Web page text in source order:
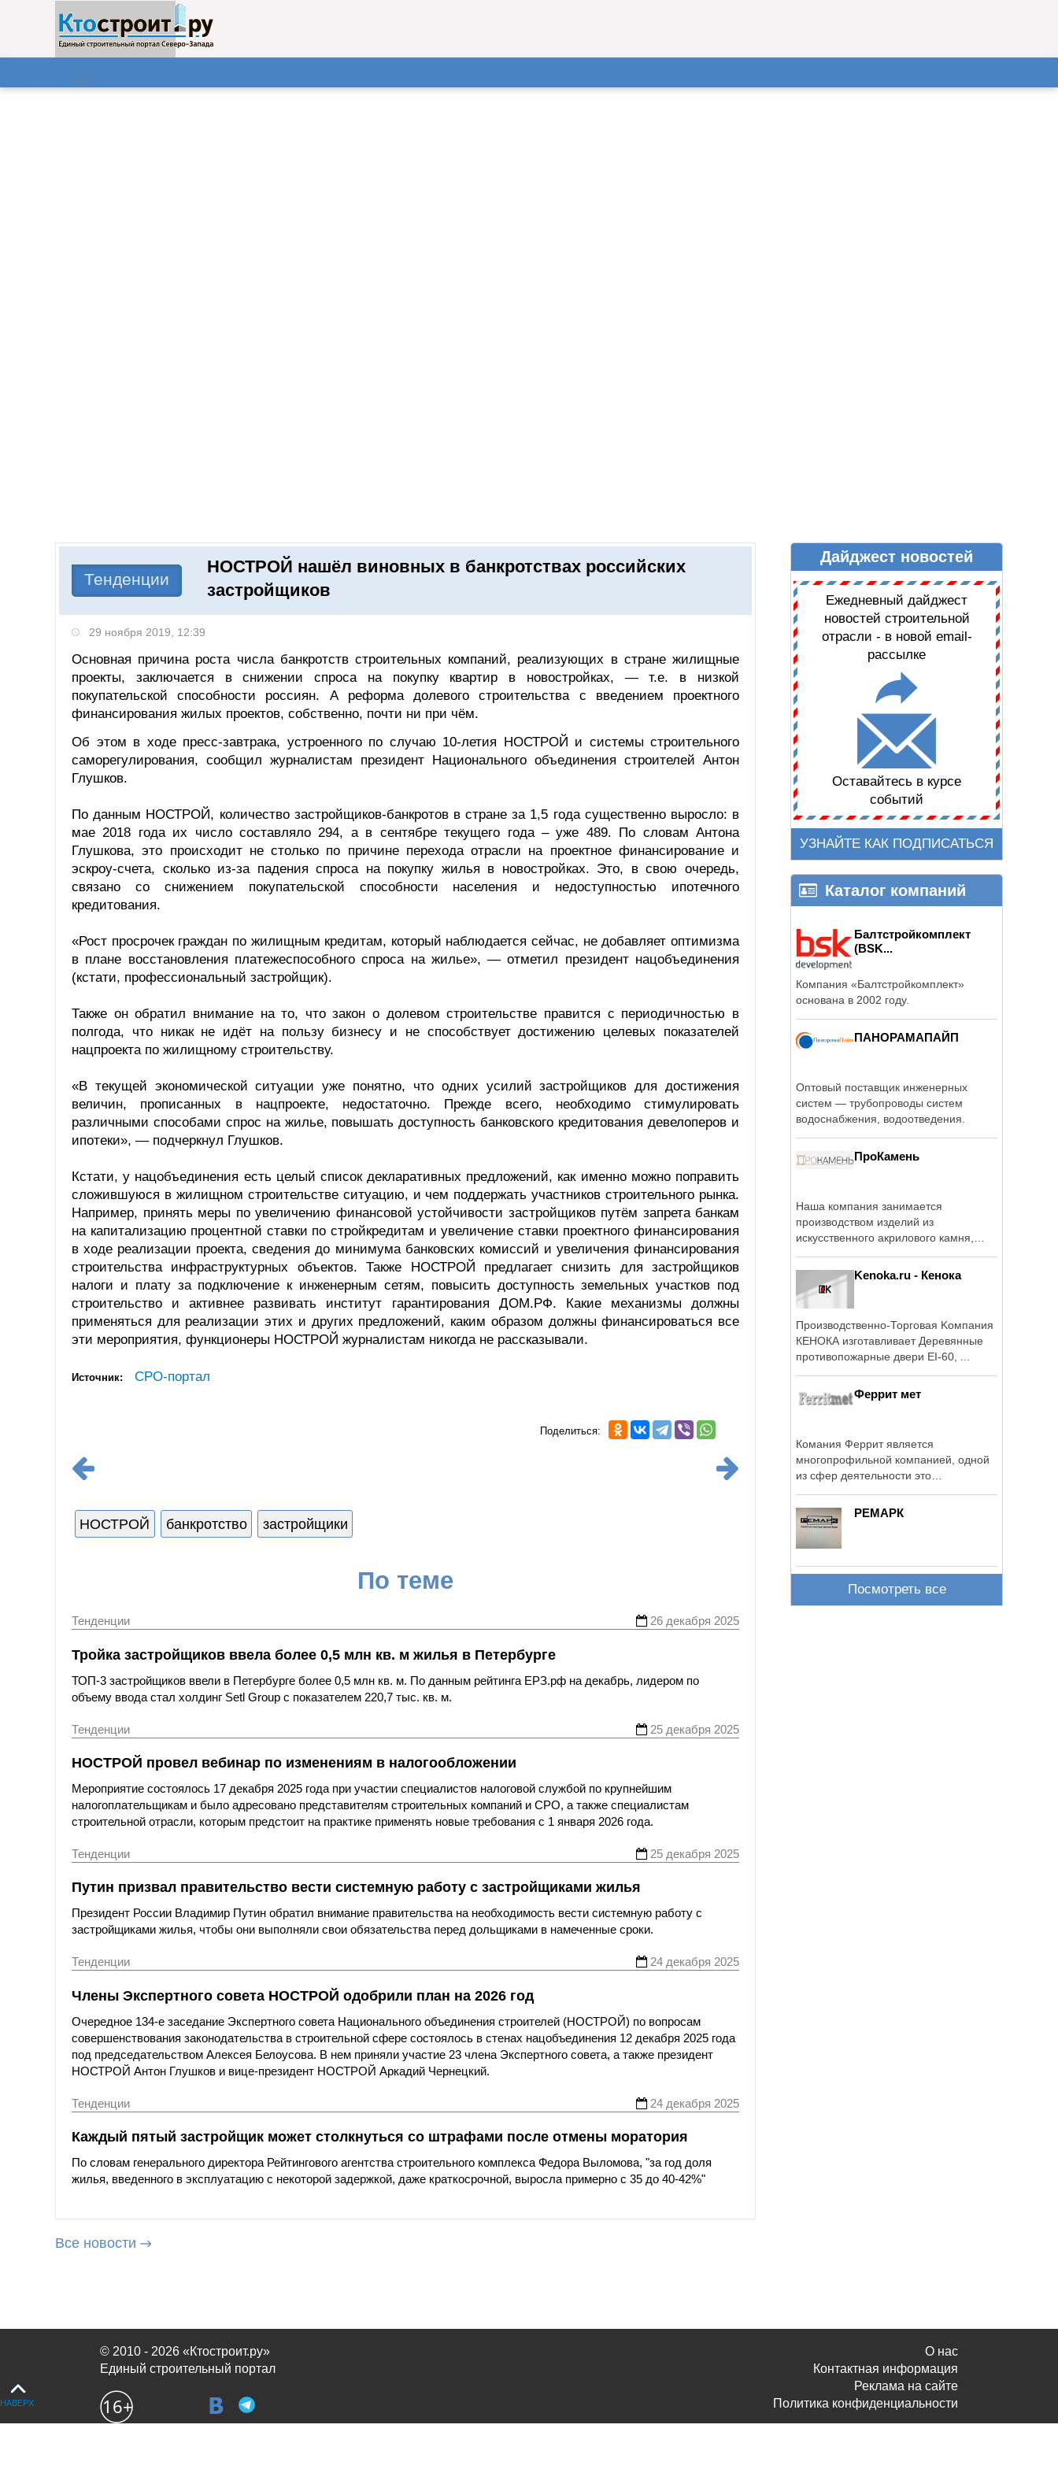
КОМПАНИИ КЛЮЧЕВЫЕ ФИГУРЫ ДАЙДЖЕСТ НОВОСТЕЙ
Тенденции
НОСТРОЙ нашёл виновных в банкротствах российских
застройщиков
29 ноября 2019, 12:39
Основная причина роста числа банкротств строительных компаний, реализующих в стране жилищные
проекты, заключается в снижении спроса на покупку квартир в новостройках, — т.е. в низкой
покупательской способности россиян. А реформа долевого строительства с введением проектного
финансирования жилых проектов, собственно, почти ни при чём.
Об этом в ходе пресс-завтрака, устроенного по случаю 10-летия НОСТРОЙ и системы строительного
саморегулирования, сообщил журналистам президент Национального объединения строителей Антон
Глушков.
По данным НОСТРОЙ, количество застройщиков-банкротов в стране за 1,5 года существенно выросло: в
мае 2018 года их число составляло 294, а в сентябре текущего года – уже 489. По словам Антона
Глушкова, это происходит не столько по причине перехода отрасли на проектное финансирование и
эскроу-счета, сколько из-за падения спроса на покупку жилья в новостройках. Это, в свою очередь,
связано со снижением покупательской способности населения и недоступностью ипотечного
кредитования.
«Рост просрочек граждан по жилищным кредитам, который наблюдается сейчас, не добавляет оптимизма
в плане восстановления платежеспособного спроса на жилье», — отметил президент нацобъединения
(кстати, профессиональный застройщик).
Также он обратил внимание на то, что закон о долевом строительстве правится с периодичностью в
полгода, что никак не идёт на пользу бизнесу и не способствует достижению целевых показателей
нацпроекта по жилищному строительству.
«В текущей экономической ситуации уже понятно, что одних усилий застройщиков для достижения
величин, прописанных в нацпроекте, недостаточно. Прежде всего, необходимо стимулировать
различными способами спрос на жилье, повышать доступность банковского кредитования девелоперов и
ипотеки», — подчеркнул Глушков.
Кстати, у нацобъединения есть целый список декларативных предложений, как именно можно поправить
сложившуюся в жилищном строительстве ситуацию, и чем поддержать участников строительного рынка.
Например, принять меры по увеличению финансовой устойчивости застройщиков путём запрета банкам
на капитализацию процентной ставки по стройкредитам и увеличение ставки проектного финансирования
в ходе реализации проекта, сведения до минимума банковских комиссий и увеличения финансирования
строительства инфраструктурных объектов. Также НОСТРОЙ предлагает снизить для застройщиков
налоги и плату за подключение к инженерным сетям, повысить доступность земельных участков под
строительство и активнее развивать институт гарантирования ДОМ.РФ. Какие механизмы должны
применяться для реализации этих и других предложений, каким образом должны финансироваться все
эти мероприятия, функционеры НОСТРОЙ журналистам никогда не рассказывали.
Источник: СРО-портал
Поделиться:
НОСТРОЙ банкротство застройщики
По теме
Тенденции 26 декабря 2025
Тройка застройщиков ввела более 0,5 млн кв. м жилья в Петербурге
ТОП-3 застройщиков ввели в Петербурге более 0,5 млн кв. м. По данным рейтинга ЕРЗ.рф на декабрь, лидером по
объему ввода стал холдинг Setl Group с показателем 220,7 тыс. кв. м.
Тенденции 25 декабря 2025
НОСТРОЙ провел вебинар по изменениям в налогообложении
Мероприятие состоялось 17 декабря 2025 года при участии специалистов налоговой службой по крупнейшим
налогоплательщикам и было адресовано представителям строительных компаний и СРО, а также специалистам
строительной отрасли, которым предстоит на практике применять новые требования с 1 января 2026 года.
Тенденции 25 декабря 2025
Путин призвал правительство вести системную работу с застройщиками жилья
Президент России Владимир Путин обратил внимание правительства на необходимость вести системную работу с
застройщиками жилья, чтобы они выполняли свои обязательства перед дольщиками в намеченные сроки.
Тенденции 24 декабря 2025
Члены Экспертного совета НОСТРОЙ одобрили план на 2026 год
Очередное 134-е заседание Экспертного совета Национального объединения строителей (НОСТРОЙ) по вопросам
совершенствования законодательства в строительной сфере состоялось в стенах нацобъединения 12 декабря 2025 года
под председательством Алексея Белоусова. В нем приняли участие 23 члена Экспертного совета, а также президент
НОСТРОЙ Антон Глушков и вице-президент НОСТРОЙ Аркадий Чернецкий.
Тенденции 24 декабря 2025
Каждый пятый застройщик может столкнуться со штрафами после отмены моратория
По словам генерального директора Рейтингового агентства строительного комплекса Федора Выломова, "за год доля
жилья, введенного в эксплуатацию с некоторой задержкой, даже краткосрочной, выросла примерно с 35 до 40-42%"
Все новости
Дайджест новостей
Ежедневный дайджест
новостей строительной
отрасли - в новой email-
рассылке
Оставайтесь в курсе
событий
УЗНАЙТЕ КАК ПОДПИСАТЬСЯ
Каталог компаний
Балтстройкомплект
(BSK...
Компания «Балтстройкомплект»
основана в 2002 году.
ПАНОРАМАПАЙП
Оптовый поставщик инженерных
систем — трубопроводы систем
водоснабжения, водоотведения.
ПроКамень
Наша компания занимается
производством изделий из
искусственного акрилового камня,
Kenoka.ru - Кенока
Производственно-Торговая Kомпания
КЕНОКА изготавливает Деревянные
противопожарные двери EI-60, ...
Феррит мет
Комания Феррит является
многопрофильной компанией, одной
из сфер деятельности это
РЕМАРК
Посмотреть все
© 2010 - 2026 «Ктостроит.ру»
Единый строительный портал
О нас
Контактная информация
Реклама на сайте
Политика конфиденциальности
НАВЕРХ